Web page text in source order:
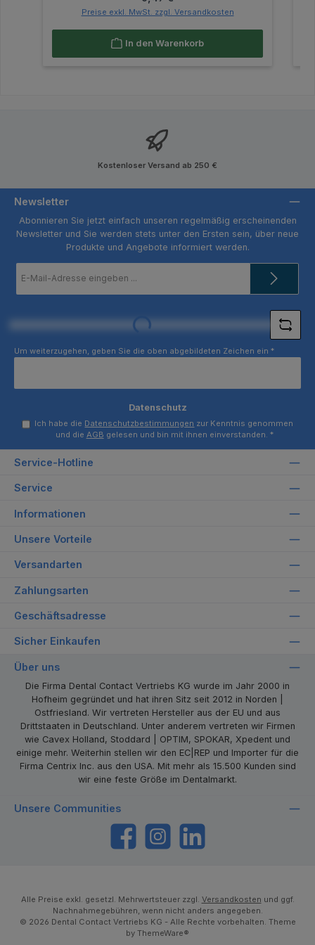
Preise exkl. MwSt. zzgl. Versandkosten
In den Warenkorb
Kostenloser Versand ab 250 €
Newsletter
Abonnieren Sie jetzt einfach unseren regelmäßig erscheinenden
Newsletter und Sie werden stets unter den Ersten sein, über neue
Produkte und Angebote informiert werden.
Mail-
Loading...
Um weiterzugehen, geben Sie die oben abgebildeten Zeichen ein *
Datenschutz
Ich habe die Datenschutzbestimmungen zur Kenntnis genommen
und die AGB gelesen und bin mit ihnen einverstanden. *
Service-Hotline
Service
Informationen
Unsere Vorteile
Versandarten
Zahlungsarten
Geschäftsadresse
Sicher Einkaufen
Über uns
Die Firma Dental Contact Vertriebs KG wurde im Jahr 2000 in
Hofheim gegründet und hat ihren Sitz seit 2012 in Norden |
Ostfriesland. Wir vertreten Hersteller aus der EU und aus
Drittstaaten in Deutschland. Unter anderem vertreten wir Firmen
wie Cavex Holland, Stoddard | OPTIM, SPOKAR, Xpedent und
einige mehr. Weiterhin stellen wir den EC|REP und Importer für die
Firma Centrix Inc. aus den USA. Mit mehr als 15.500 Kunden sind
wir eine feste Größe im Dentalmarkt.
Unsere Communities
https://www.facebook.com/dentalcontact
Instagram
Alle Preise exkl. gesetzl. Mehrwertsteuer zzgl. Versandkosten und ggf.
Nachnahmegebühren, wenn nicht anders angegeben.
© 2026 Dental Contact Vertriebs KG - Alle Rechte vorbehalten. Theme
by ThemeWare®